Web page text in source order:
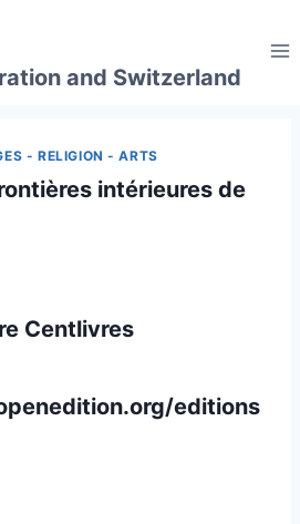
and Switzerland
- RELIGION - ARTS
intérieures de
Centlivres
editions